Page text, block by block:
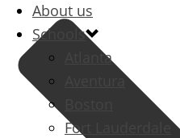
About us
Schools
Atlanta
Aventura
Fort Lauderdale